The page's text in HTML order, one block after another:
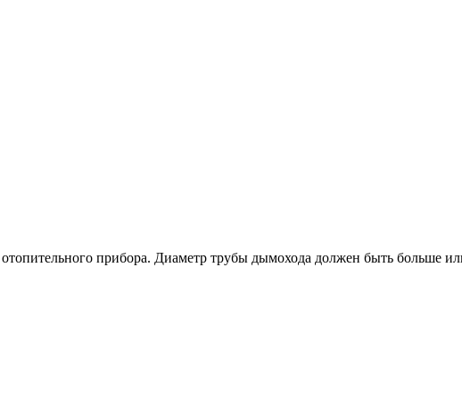
прибора. Диаметр трубы дымохода должен быть больше